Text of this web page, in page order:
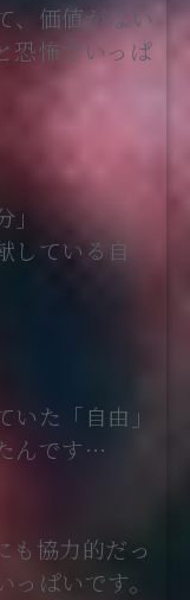
、価値がない
恐怖でいっぱ
している自
た「自由」
んです…
も協力的だっ
ぱいです。